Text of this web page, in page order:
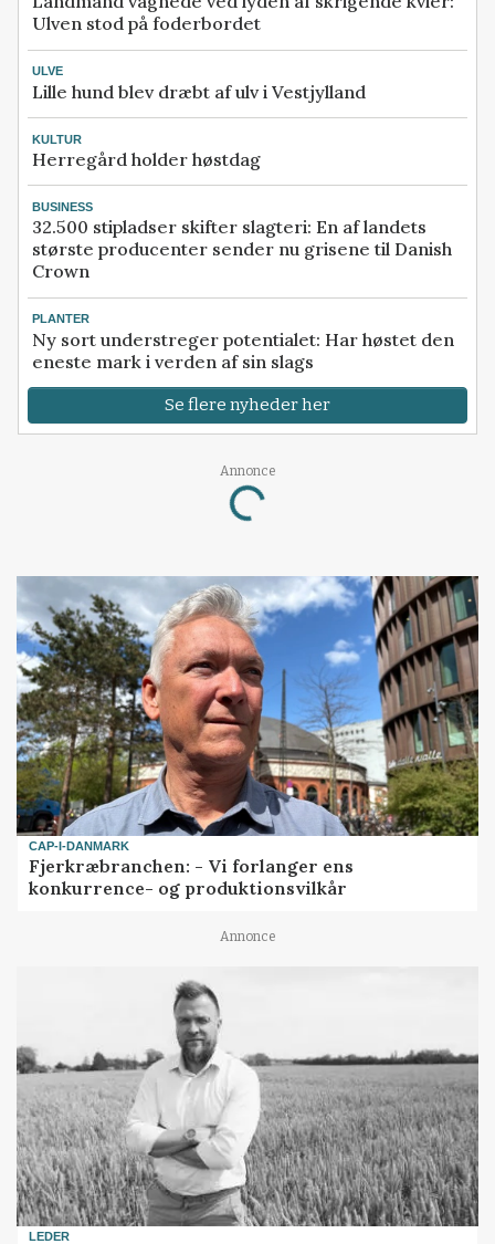
Ulven stod på foderbordet
ULVE
Lille hund blev dræbt af ulv i Vestjylland
KULTUR
Herregård holder høstdag
BUSINESS
32.500 stipladser skifter slagteri: En af landets
største producenter sender nu grisene til Danish
Crown
PLANTER
Ny sort understreger potentialet: Har høstet den
eneste mark i verden af sin slags
Se flere nyheder her
Annonce
Loading...
CAP-I-DANMARK
Fjerkræbranchen: - Vi forlanger ens
konkurrence- og produktionsvilkår
Annonce
LEDER